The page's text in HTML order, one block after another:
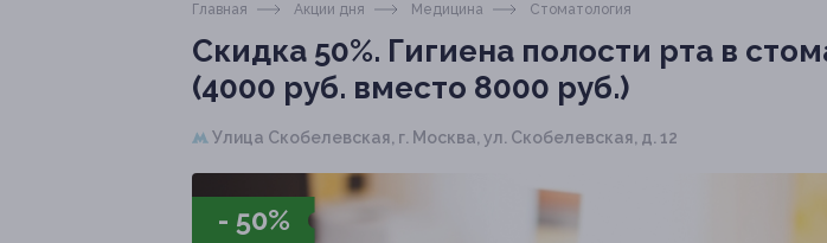
Главная Акции дня Медицина Стоматология
Скидка 50%. Гигиена полости рта в
(4000 руб. вместо 8000 руб.)
Улица Скобелевская, г. Москва, ул. Скобелевская, д. 12
- 50%